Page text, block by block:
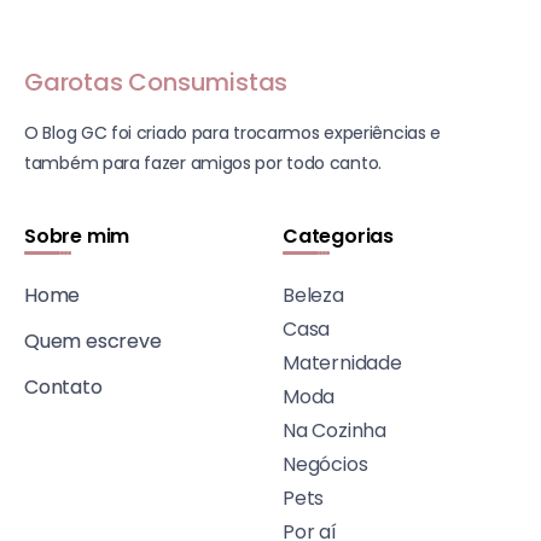
Garotas Consumistas
O Blog GC foi criado para trocarmos experiências e
também para fazer amigos por todo canto.
Sobre mim
Home
Quem escreve
Contato
Categorias
Beleza
Casa
Maternidade
Moda
Na Cozinha
Negócios
Pets
Por aí